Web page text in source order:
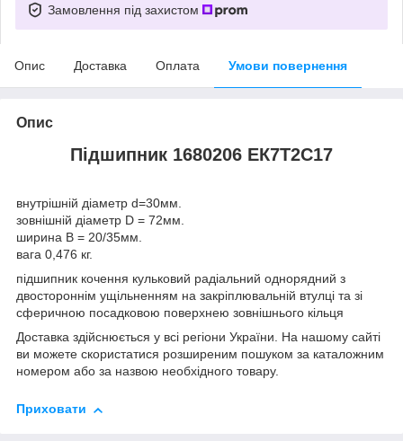
Замовлення під захистом
Опис Доставка Оплата Умови повернення
Опис
Підшипник 1680206 ЕК7T2С17
внутрішній діаметр d=30мм.
зовнішній діаметр D = 72мм.
ширина B = 20/35мм.
вага 0,476 кг.
підшипник кочення кульковий радіальний однорядний з
двостороннім ущільненням на закріплювальній втулці та зі
сферичною посадковою поверхнею зовнішнього кільця
Доставка здійснюється у всі регіони України. На нашому сайті
ви можете скористатися розширеним пошуком за каталожним
номером або за назвою необхідного товару.
Приховати